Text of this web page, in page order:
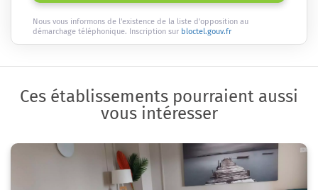
Nous vous informons de l'existence de la liste d'opposition au
démarchage téléphonique. Inscription sur bloctel.gouv.fr
Ces établissements pourraient aussi
vous intéresser